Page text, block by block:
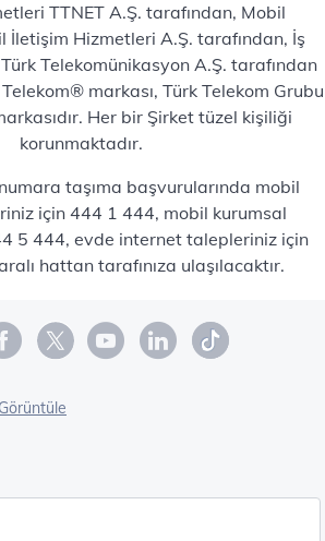
TTNET A.Ş. tarafından, Mobil
İletişim Hizmetleri A.Ş. tarafından, İş
Telekomünikasyon A.Ş. tarafından
markası, Türk Telekom Grubu
Her bir Şirket tüzel kişiliği
korunmaktadır.
taşıma başvurularında mobil
için 444 1 444, mobil kurumsal
5 444, evde internet talepleriniz için
hattan tarafınıza ulaşılacaktır.